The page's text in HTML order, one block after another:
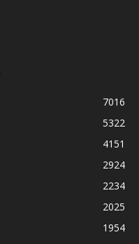
7016
5322
4151
2924
2234
2025
1954